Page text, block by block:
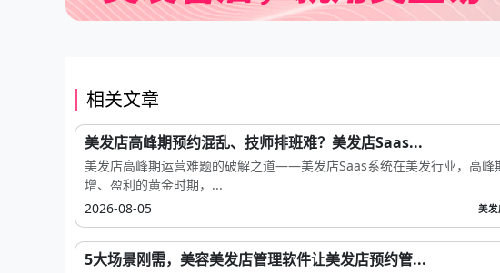
相关文章
美发店高峰期预约混乱、技师排班难？美发店Saas...
美发店高峰期运营难题的破解之道——美发店Saas系统在美发行业，高峰
增、盈利的黄金时期，...
2026-08-05
美
5大场景刚需，美容美发店管理软件让美发店预约管...